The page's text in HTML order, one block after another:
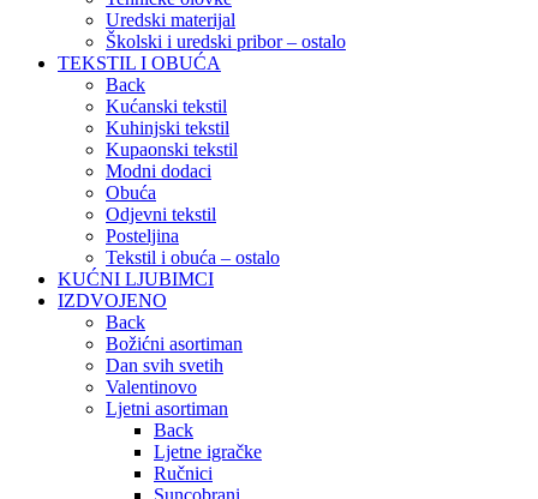
Uredski materijal
Školski i uredski pribor – ostalo
TEKSTIL I OBUĆA
Back
Kućanski tekstil
Kuhinjski tekstil
Kupaonski tekstil
Modni dodaci
Obuća
Odjevni tekstil
Posteljina
Tekstil i obuća – ostalo
KUĆNI LJUBIMCI
IZDVOJENO
Back
Božićni asortiman
Dan svih svetih
Valentinovo
Ljetni asortiman
Back
Ljetne igračke
Ručnici
Suncobrani